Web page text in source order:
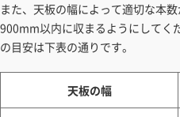
また、天板の幅によって適切な本
900mm以内に収まるようにしてく
の目安は下表の通りです。
天板の幅